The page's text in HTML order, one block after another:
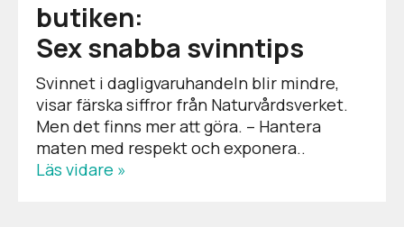
butiken:
Sex snabba svinntips
Svinnet i dagligvaruhandeln blir mindre,
visar färska siffror från Naturvårdsverket.
Men det finns mer att göra. – Hantera
maten med respekt och exponera..
Läs vidare »